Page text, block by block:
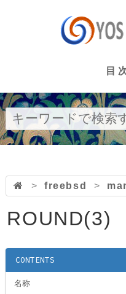
目
> freebsd >
ROUND(3)
CONTENTS
名称